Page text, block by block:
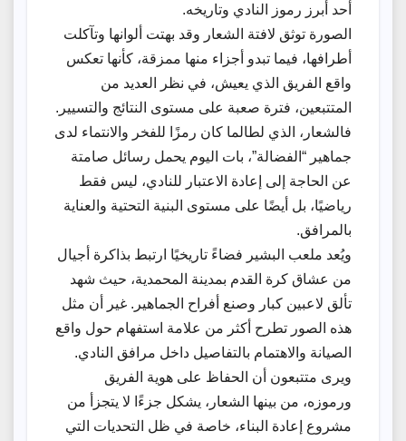
أحد أبرز رموز النادي وتاريخه.
الصورة توثق لافتة الشعار وقد بهتت ألوانها وتآكلت
أطرافها، فيما تبدو أجزاء منها ممزقة، كأنها تعكس
واقع الفريق الذي يعيش، في نظر العديد من
المتتبعين، فترة صعبة على مستوى النتائج والتسيير.
فالشعار، الذي لطالما كان رمزًا للفخر والانتماء لدى
جماهير “الفضالة”، بات اليوم يحمل رسائل صامتة
عن الحاجة إلى إعادة الاعتبار للنادي، ليس فقط
رياضيًا، بل أيضًا على مستوى البنية التحتية والعناية
بالمرافق.
ويُعد ملعب البشير فضاءً تاريخيًا ارتبط بذاكرة أجيال
من عشاق كرة القدم بمدينة المحمدية، حيث شهد
تألق لاعبين كبار وصنع أفراح الجماهير. غير أن مثل
هذه الصور تطرح أكثر من علامة استفهام حول واقع
الصيانة والاهتمام بالتفاصيل داخل مرافق النادي.
ويرى متتبعون أن الحفاظ على هوية الفريق
ورموزه، من بينها الشعار، يشكل جزءًا لا يتجزأ من
مشروع إعادة البناء، خاصة في ظل التحديات التي